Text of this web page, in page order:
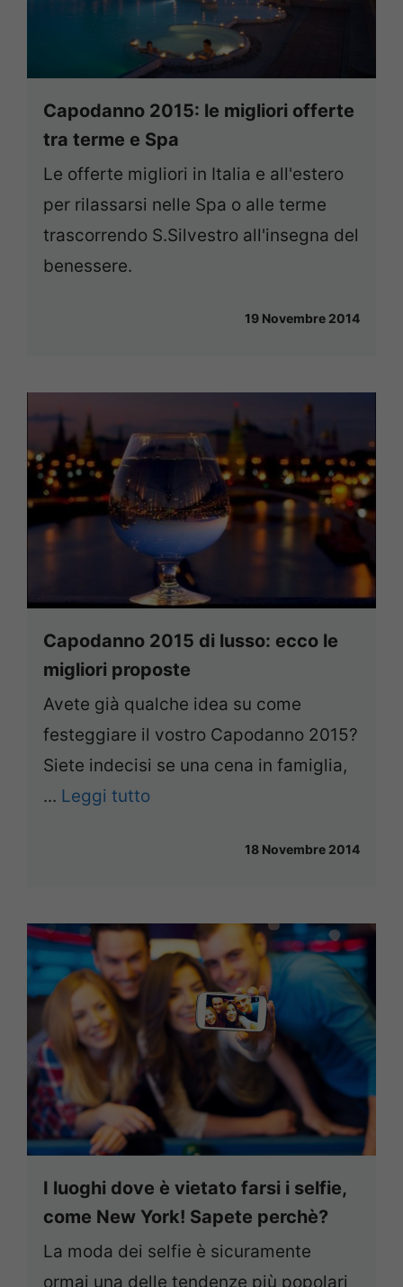
Capodanno 2015: le migliori offerte
tra terme e Spa
Le offerte migliori in Italia e all'estero
per rilassarsi nelle Spa o alle terme
trascorrendo S.Silvestro all'insegna del
benessere.
19 Novembre 2014
Capodanno 2015 di lusso: ecco le
migliori proposte
Avete già qualche idea su come
festeggiare il vostro Capodanno 2015?
Siete indecisi se una cena in famiglia,
... Leggi tutto
18 Novembre 2014
I luoghi dove è vietato farsi i selfie,
come New York! Sapete perchè?
La moda dei selfie è sicuramente
ormai una delle tendenze più popolari